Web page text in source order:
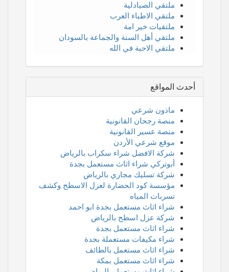
ملتقي الصيادلية
ملتقي الاطباء العرب
ملتقيات خير امة
ملتقي أهل السنة والجماعة بالسودان
ملتقي الاحبة في الله
أحدث المواقع
ماذون شرعي
منصة رجحان القانونية
منصة عسير القانونية
موقع شرعي الأردن
شركة الافضل شراء سكراب بالرياض
أبوتركي شراء اثاث مستعمل بجدة
شركة تسليك مجاري بالرياض
مؤسسة كود الحضارة لعزل الاسطح وكشف
تسربات المياه
شراء اثاث مستعمل بجدة ابو احمد
شركة عزل اسطح بالرياض
شراء اثاث مستعمل بجدة
شراء مكيفات مستعملة بجدة
شراء اثاث مستعمل بالطائف
شراء اثاث مستعمل بمكة